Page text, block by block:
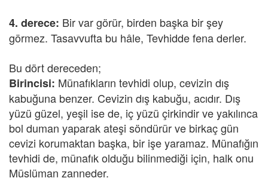
4. derece: Bir var görür, birden başka bir şey
görmez. Tasavvufta bu hâle, Tevhidde fena derler.
Bu dört dereceden;
Birincisi: Münafıkların tevhidi olup, cevizin dış
kabuğuna benzer. Cevizin dış kabuğu, acıdır. Dış
yüzü güzel, yeşil ise de, iç yüzü çirkindir ve yakılınca
bol duman yaparak ateşi söndürür ve birkaç gün
cevizi korumaktan başka, bir işe yaramaz. Münafığın
tevhidi de, münafık olduğu bilinmediği için, halk onu
Müslüman zanneder.